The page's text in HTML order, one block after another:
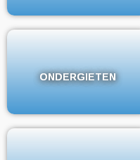
ONDERGIETEN
ONDERGIETEN